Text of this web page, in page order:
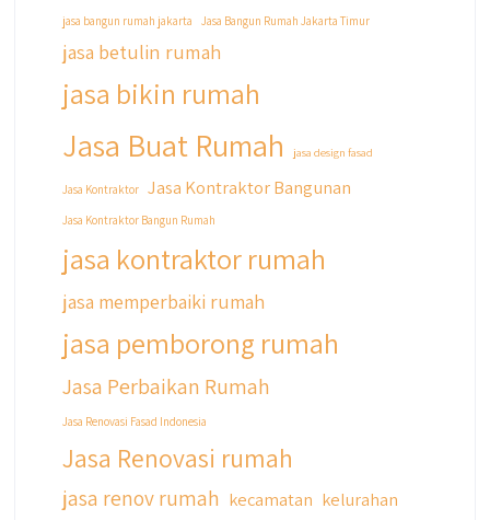
Untuk informasi lebih lanjut terkait program
di bio yaa
#jasabangunrumahjakarta
#jasarenovasirumahjakarta
#kontraktorjakarta #kontraktorbangunan
#kontraktorbangunanjakarta
#kontraktorbekasi #kontraktorinteriorjakarta
#jasabangunrumahdepok
#jasarenovasirumahbekasi
#jasadesainrumahmurah
#jasadesainrumahjakarta
#kontraktorbangunanjabodetabek
#jasabangunrumahjabodetabek
#qyusipersada
jasa bangun rumah jakarta Jasa Bangun Rumah Jakarta Timur
jasa betulin rumah
jasa bikin rumah
Jasa Buat Rumah jasa design fasad
Jasa Kontraktor Jasa Kontraktor Bangunan
Jasa Kontraktor Bangun Rumah
jasa kontraktor rumah
jasa memperbaiki rumah
jasa pemborong rumah
Jasa Perbaikan Rumah
Jasa Renovasi Fasad Indonesia
Jasa Renovasi rumah
jasa renov rumah kecamatan kelurahan